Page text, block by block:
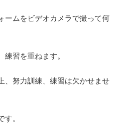
ームをビデオカメラで撮って何
習を重ねます。
、努力訓練、練習は欠かせませ
。